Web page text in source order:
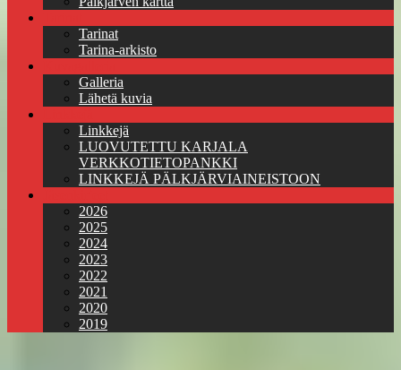
Tarinat
Tarina-arkisto
Galleria
Lähetä kuvia
Linkkejä
LUOVUTETTU KARJALA
VERKKOTIETOPANKKI
LINKKEJÄ PÄLKJÄRVIAINEISTOON
2026
2025
2024
2023
2022
2021
2020
2019